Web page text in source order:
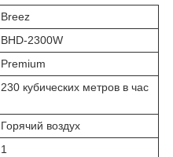
Breez
BHD-2300W
Premium
230 кубических метров в час
Горячий воздух
1